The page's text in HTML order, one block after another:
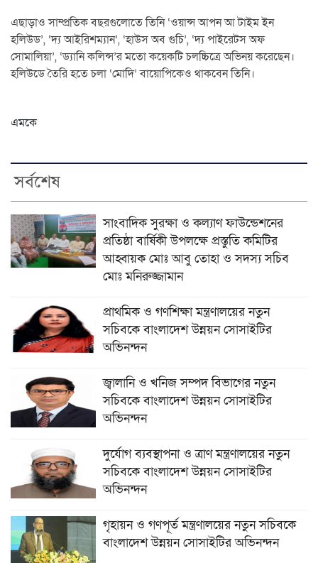
এছাড়াও সাম্প্রতিক বছরগুলোতে তিনি ‘ওয়ান্স আপন আ টাইম ইন
হলিউড’, ‘দ্য আইরিশম্যান’, ‘হাউস অব গুচি’, ‘দ্য পাইরেটস অফ
সোমালিয়া’, ‘ড্যানি কলিন্স’র মতো কয়েকটি চলচ্চিত্রে অভিনয় করেছেন।
হলিউডে তৈরি হতে চলা ‘মোদি’ বায়োপিকেও থাকবেন তিনি।
এমকে
সর্বশেষ
সাংবাদিক সুরক্ষা ও কল্যাণ ফাউন্ডেশনের
প্রতিষ্ঠা বার্ষিকী উপলক্ষে প্রস্তুতি কমিটির
আহ্বায়ক মোঃ আবু তোহা ও সদস্য সচিব
মোঃ মনিরুজ্জামান
প্রাথমিক ও গণশিক্ষা মন্ত্রণালয়ের নতুন
সচিবকে বাংলাদেশ উন্নয়ন সোসাইটির
অভিনন্দন
জ্বালানি ও খনিজ সম্পদ বিভাগের নতুন
সচিবকে বাংলাদেশ উন্নয়ন সোসাইটির
অভিনন্দন
দুর্যোগ ব্যবস্থাপনা ও ত্রাণ মন্ত্রণালয়ের নতুন
সচিবকে বাংলাদেশ উন্নয়ন সোসাইটির
অভিনন্দন
গৃহায়ন ও গণপূর্ত মন্ত্রণালয়ের নতুন সচিবকে
বাংলাদেশ উন্নয়ন সোসাইটির অভিনন্দন